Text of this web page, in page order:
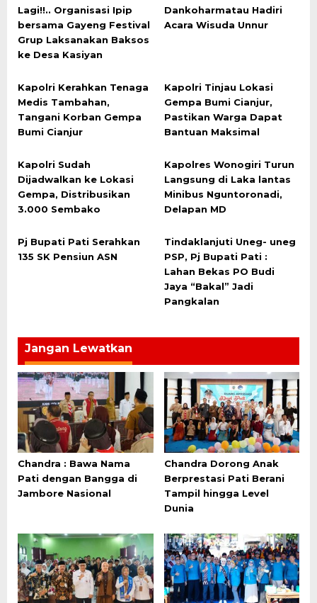
Lagi!!.. Organisasi Ipip
bersama Gayeng Festival
Grup Laksanakan Baksos
ke Desa Kasiyan
Dankoharmatau Hadiri
Acara Wisuda Unnur
Kapolri Kerahkan Tenaga
Medis Tambahan,
Tangani Korban Gempa
Bumi Cianjur
Kapolri Tinjau Lokasi
Gempa Bumi Cianjur,
Pastikan Warga Dapat
Bantuan Maksimal
Kapolri Sudah
Dijadwalkan ke Lokasi
Gempa, Distribusikan
3.000 Sembako
Kapolres Wonogiri Turun
Langsung di Laka lantas
Minibus Nguntoronadi,
Delapan MD
Pj Bupati Pati Serahkan
135 SK Pensiun ASN
Tindaklanjuti Uneg- uneg
PSP, Pj Bupati Pati :
Lahan Bekas PO Budi
Jaya “Bakal” Jadi
Pangkalan
Jangan Lewatkan
Chandra : Bawa Nama
Pati dengan Bangga di
Jambore Nasional
Chandra Dorong Anak
Berprestasi Pati Berani
Tampil hingga Level
Dunia